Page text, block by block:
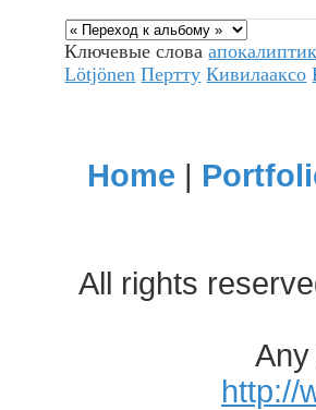
Ключевые слова
Lötjönen Пертту Кивилааксо
Home |
All rights
http://